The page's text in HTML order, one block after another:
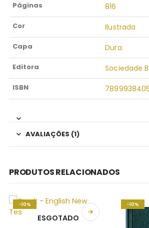
Páginas
816
Cor Ilustrada
Capa Dura
Editora Sociedade
ISBN
AVALIAÇÕES (1)
PRODUTOS RELACIONADOS
-10%
ESGOTADO
-10%